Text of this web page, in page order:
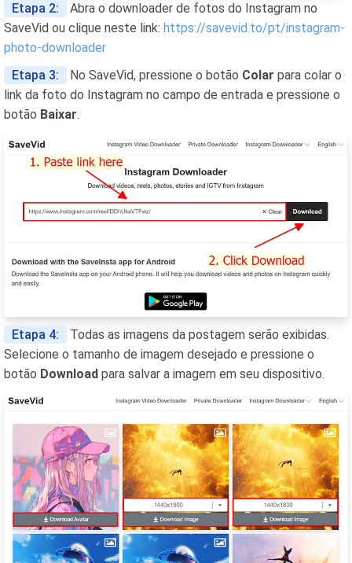
Etapa 2:
Abra o downloader de fotos do Instagram no
SaveVid ou clique neste link: https://savevid.to/pt/instagram-
photo-downloader
Etapa 3:
No SaveVid, pressione o botão Colar para colar o
link da foto do Instagram no campo de entrada e pressione o
botão Baixar.
Etapa 4:
Todas as imagens da postagem serão exibidas.
Selecione o tamanho de imagem desejado e pressione o
botão Download para salvar a imagem em seu dispositivo.